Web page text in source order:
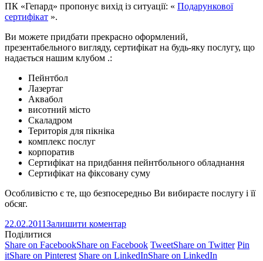
ПК «Гепард» пропонує вихід із ситуації: « Подарункової
сертифікат ».
Ви можете придбати прекрасно оформлений,
презентабельного вигляду, сертифікат на будь-яку послугу, що
надається нашим клубом .:
Пейнтбол
Лазертаг
Аквабол
висотний місто
Скаладром
Територія для пікніка
комплекс послуг
корпоратив
Сертифікат на придбання пейнтбольного обладнання
Сертифікат на фіксовану суму
Особливістю є те, що безпосередньо Ви вибираєте послугу і її
обсяг.
22.02.2011Залишити коментар
Поділитися
Share on FacebookShare on Facebook TweetShare on Twitter Pin
itShare on Pinterest Share on LinkedInShare on LinkedIn